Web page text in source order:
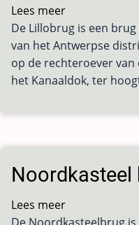
Lees meer
Lilobrug
De Lillobrug is een
van het Antwerpse
op de rechteroever
het Kanaaldok, ter
Noordkasteel
Lees meer